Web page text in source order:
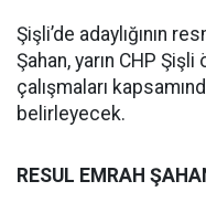
Şişli’de adaylığının
Şahan, yarın CHP
çalışmaları
belirleyecek.
RESUL EMRAH